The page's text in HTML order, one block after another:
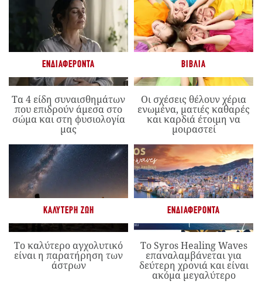
ΕΝΔΙΑΦΈΡΟΝΤΑ
Τα 4 είδη συναισθημάτων
που επιδρούν άμεσα στο
σώμα και στη φυσιολογία
μας
ΒΙΒΛΊΑ
Οι σχέσεις θέλουν χέρια
ενωμένα, ματιές καθαρές
και καρδιά έτοιμη να
μοιραστεί
ΚΑΛΎΤΕΡΗ ΖΩΉ
Το καλύτερο αγχολυτικό
είναι η παρατήρηση των
άστρων
ΕΝΔΙΑΦΈΡΟΝΤΑ
Το Syros Healing Waves
επαναλαμβάνεται για
δεύτερη χρονιά και είναι
ακόμα μεγαλύτερο